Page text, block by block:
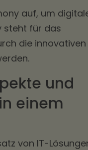
auf, um
steht für das
die innovativen
und
einem
von IT-